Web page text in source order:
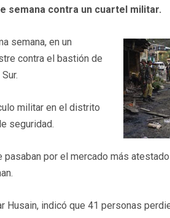
semana contra un cuartel militar.
semana, en un
contra el bastión de
militar en el distrito
seguridad.
por el mercado más
indicó que 41 personas